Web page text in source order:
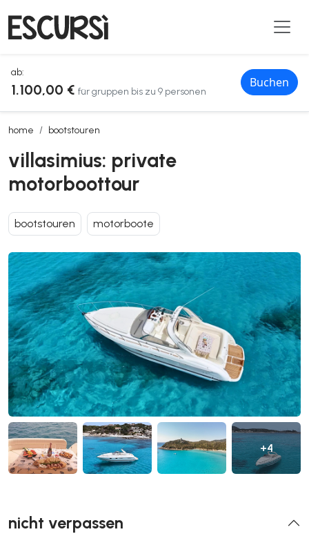
ab:
1.100,00 € für gruppen bis zu 9 personen
Buchen
home bootstouren
villasimius: private motorboottour
villasimius: private
motorboottour
bootstouren motorboote
+4
nicht verpassen